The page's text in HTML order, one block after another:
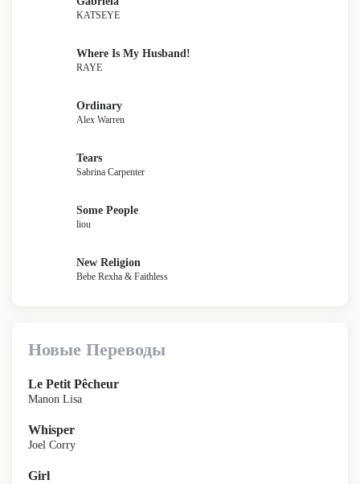
KATSEYE
Where Is My Husband!
RAYE
Ordinary
Alex Warren
Tears
Sabrina Carpenter
Some People
liou
New Religion
Bebe Rexha & Faithless
Новые Переводы
Le Petit Pêcheur
Manon Lisa
Whisper
Joel Corry
Girl